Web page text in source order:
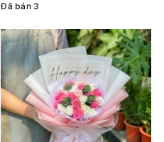
Đã bán 3